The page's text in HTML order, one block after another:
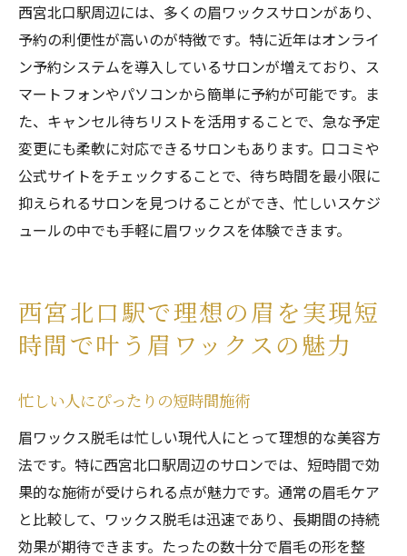
西宮北口駅周辺には、多くの眉ワックスサロンがあり、
予約の利便性が高いのが特徴です。特に近年はオンライ
ン予約システムを導入しているサロンが増えており、ス
マートフォンやパソコンから簡単に予約が可能です。ま
た、キャンセル待ちリストを活用することで、急な予定
変更にも柔軟に対応できるサロンもあります。口コミや
公式サイトをチェックすることで、待ち時間を最小限に
抑えられるサロンを見つけることができ、忙しいスケジ
ュールの中でも手軽に眉ワックスを体験できます。
西宮北口駅で理想の眉を実現短
時間で叶う眉ワックスの魅力
忙しい人にぴったりの短時間施術
眉ワックス脱毛は忙しい現代人にとって理想的な美容方
法です。特に西宮北口駅周辺のサロンでは、短時間で効
果的な施術が受けられる点が魅力です。通常の眉毛ケア
と比較して、ワックス脱毛は迅速であり、長期間の持続
効果が期待できます。たったの数十分で眉毛の形を整